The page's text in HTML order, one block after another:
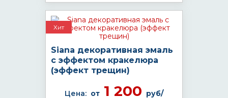
Хит
Siana декоративная эмаль
с эффектом кракелюра
(эффект трещин)
Цена: от 1 200 руб/